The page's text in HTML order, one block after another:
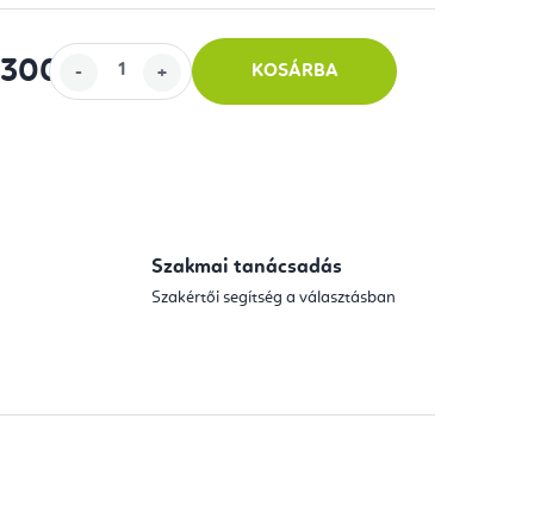
KOSÁRBA
Szakmai tanácsadás
Szakértői segítség a választásban